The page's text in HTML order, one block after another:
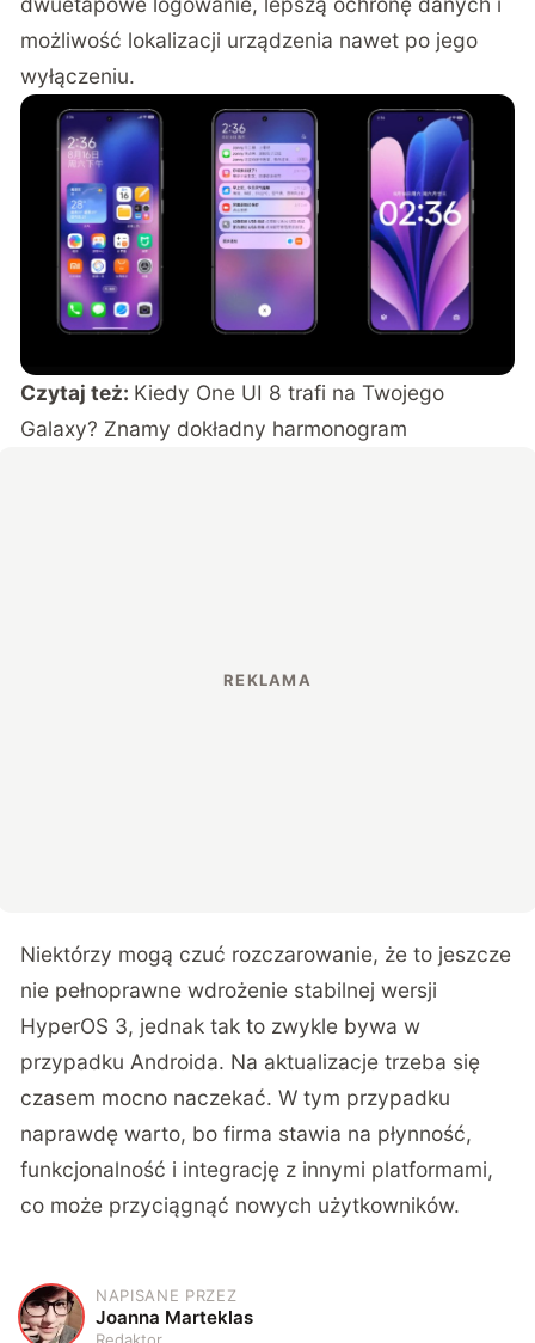
możliwość lokalizacji urządzenia nawet po jego
wyłączeniu.
Czytaj też: Kiedy One UI 8 trafi na Twojego
Galaxy? Znamy dokładny harmonogram
Niektórzy mogą czuć rozczarowanie, że to jeszcze
nie pełnoprawne wdrożenie stabilnej wersji
HyperOS 3, jednak tak to zwykle bywa w
przypadku Androida. Na aktualizacje trzeba się
czasem mocno naczekać. W tym przypadku
naprawdę warto, bo firma stawia na płynność,
funkcjonalność i integrację z innymi platformami,
co może przyciągnąć nowych użytkowników.
J
NAPISANE PRZEZ
Joanna Marteklas